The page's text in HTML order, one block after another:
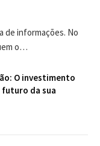
de informações. No
o…
O investimento
da sua